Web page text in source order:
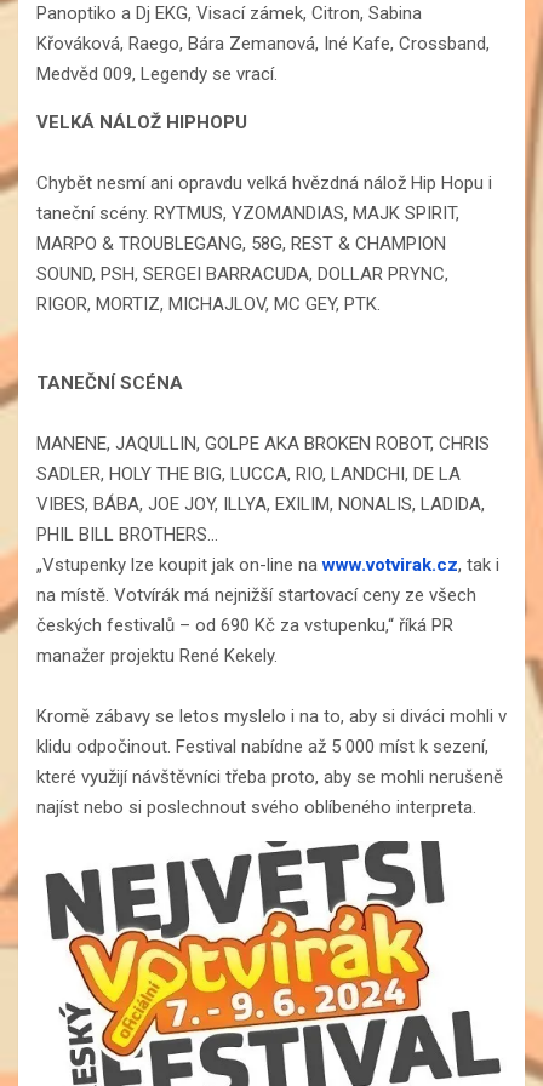
Panoptiko a Dj EKG, Visací zámek, Citron, Sabina
Křováková, Raego, Bára Zemanová, Iné Kafe, Crossband,
Medvěd 009, Legendy se vrací.
VELKÁ NÁLOŽ HIPHOPU
Chybět nesmí ani opravdu velká hvězdná nálož Hip Hopu i
taneční scény. RYTMUS, YZOMANDIAS, MAJK SPIRIT,
MARPO & TROUBLEGANG, 58G, REST & CHAMPION
SOUND, PSH, SERGEI BARRACUDA, DOLLAR PRYNC,
RIGOR, MORTIZ, MICHAJLOV, MC GEY, PTK.
TANEČNÍ SCÉNA
MANENE, JAQULLIN, GOLPE AKA BROKEN ROBOT, CHRIS
SADLER, HOLY THE BIG, LUCCA, RIO, LANDCHI, DE LA
VIBES, BÁBA, JOE JOY, ILLYA, EXILIM, NONALIS, LADIDA,
PHIL BILL BROTHERS…
„Vstupenky lze koupit jak on-line nawww.votvirak.cz, tak i
na místě. Votvírák má nejnižší startovací ceny ze všech
českých festivalů – od 690 Kč za vstupenku,“ říká PR
manažer projektu René Kekely.
Kromě zábavy se letos myslelo i na to, aby si diváci mohli v
klidu odpočinout. Festival nabídne až 5 000 míst k sezení,
které využijí návštěvníci třeba proto, aby se mohli nerušeně
najíst nebo si poslechnout svého oblíbeného interpreta.